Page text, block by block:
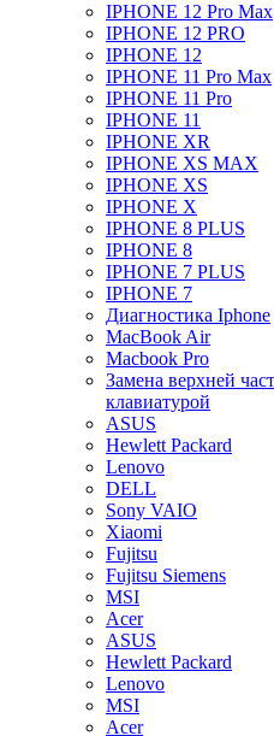
IPHONE 12 Pro Max
IPHONE 12 PRO
IPHONE 12
IPHONE 11 Pro Max
IPHONE 11 Pro
IPHONE 11
IPHONE XR
IPHONE XS MAX
IPHONE XS
IPHONE X
IPHONE 8 PLUS
IPHONE 8
IPHONE 7 PLUS
IPHONE 7
Диагностика Iphone
MacBook Air
Macbook Pro
Замена верхней
клавиатурой
ASUS
Hewlett Packard
Lenovo
DELL
Sony VAIO
Xiaomi
Fujitsu
Fujitsu Siemens
MSI
Acer
ASUS
Hewlett Packard
Lenovo
MSI
Acer